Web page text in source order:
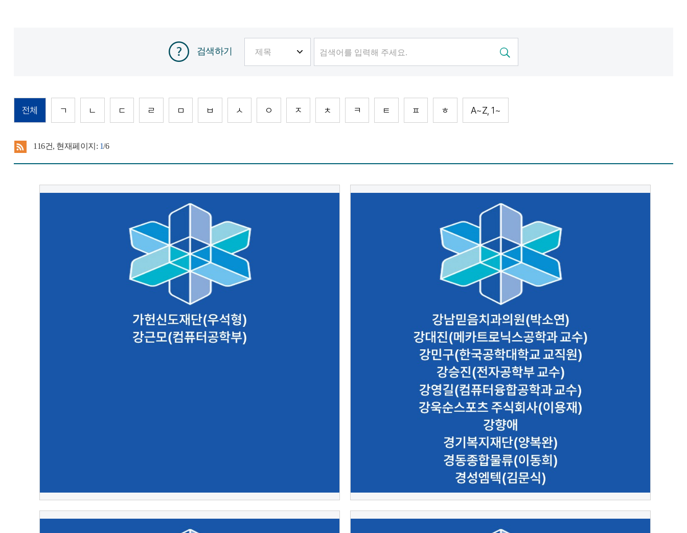
검색하기
전체 ㄱ ㄴ ㄷ ㄹ ㅁ ㅂ ㅅ ㅇ ㅈ ㅊ ㅋ ㅌ ㅍ ㅎ A~Z, 1~
116건, 현재페이지: 1/6
[ㄱ]
가헌신도재단(우석형) 강근모(컴퓨터공학부)
[ㄱ]
강남믿음치과의원(박소연) 강대진(메카트로닉스공학과 교수) 강민구(한국공
학대학교 교직원) 강
2022.10.12 대외협력실 관리인